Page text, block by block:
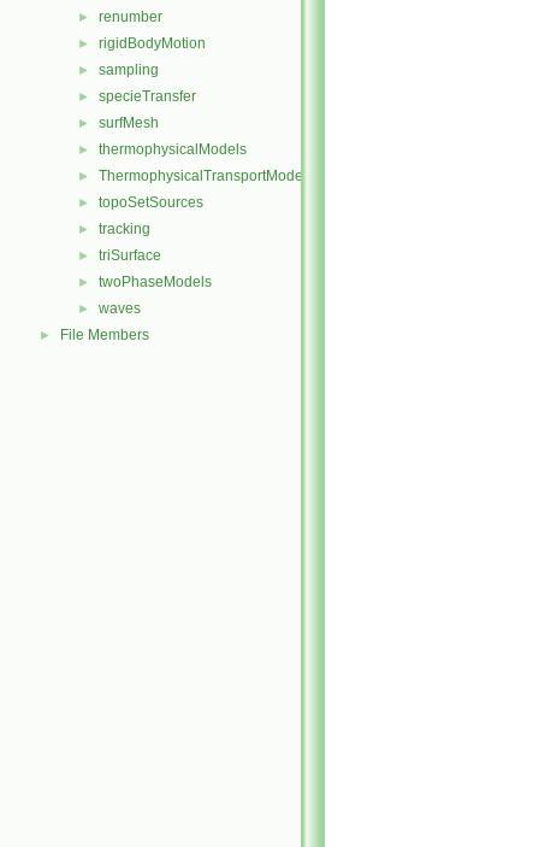
► renumber
► rigidBodyMotion
► sampling
► specieTransfer
► surfMesh
► thermophysicalModels
► ThermophysicalTransportModels
► topoSetSources
► tracking
► triSurface
► twoPhaseModels
► waves
► File Members